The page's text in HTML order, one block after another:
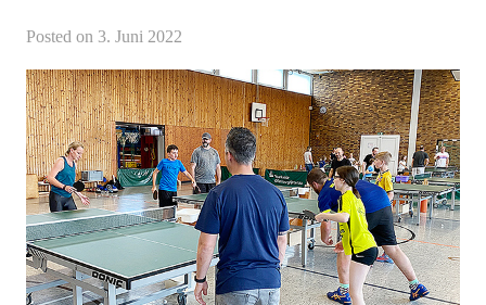
Posted on 3. Juni 2022